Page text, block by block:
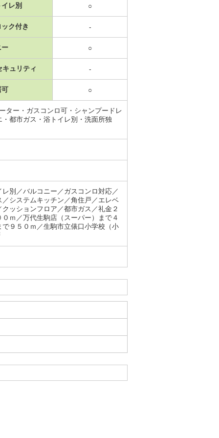
レ別 ○
ク付き -
ー ○
キュリティ -
可 ○
ター・ガスコンロ可・シャンプードレ
都市ガス・浴トイレ別・洗面所独
別／バルコニー／ガスコンロ対応／
システムキッチン／角住戸／エレベ
ッションフロア／都市ガス／礼金２
ｍ／万代生駒店（スーパー）まで４
９５０ｍ／生駒市立俵口小学校（小